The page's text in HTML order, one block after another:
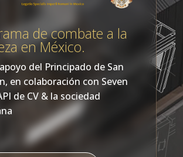
de combate a la
en México.
del Principado de San
en colaboración con Seven
de CV & la sociedad